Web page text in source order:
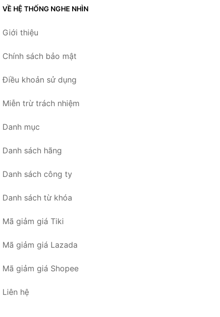
VỀ HỆ THỐNG NGHE NHÌN
Giới thiệu
Chính sách bảo mật
Điều khoản sử dụng
Miễn trừ trách nhiệm
Danh mục
Danh sách hãng
Danh sách công ty
Danh sách từ khóa
Mã giảm giá Tiki
Mã giảm giá Lazada
Mã giảm giá Shopee
Liên hệ